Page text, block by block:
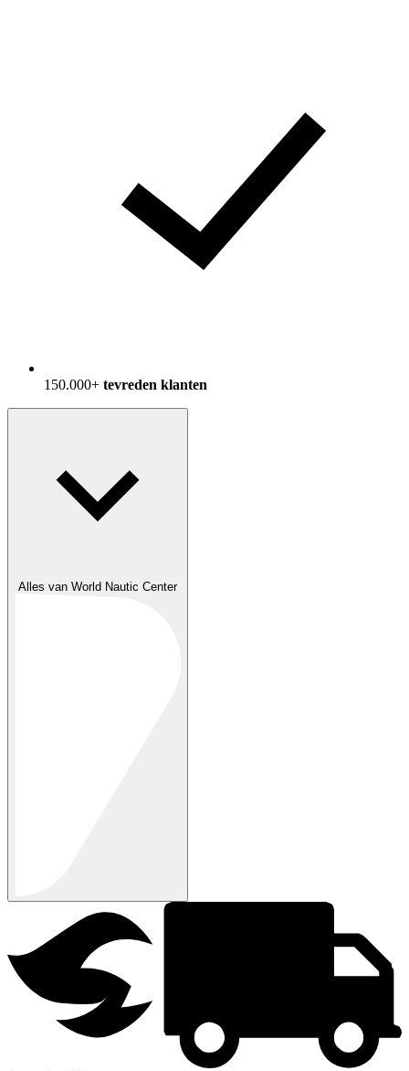
150.000+ tevreden klanten
Alles van World Nautic Center